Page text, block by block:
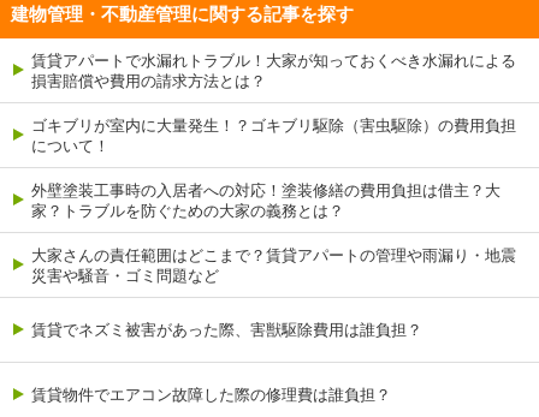
建物管理・不動産管理に関する記事を探す
賃貸アパートで水漏れトラブル！大家が知っておくべき水漏れによる
損害賠償や費用の請求方法とは？
ゴキブリが室内に大量発生！？ゴキブリ駆除（害虫駆除）の費用負担
について！
外壁塗装工事時の入居者への対応！塗装修繕の費用負担は借主？大
家？トラブルを防ぐための大家の義務とは？
大家さんの責任範囲はどこまで？賃貸アパートの管理や雨漏り・地震
災害や騒音・ゴミ問題など
賃貸でネズミ被害があった際、害獣駆除費用は誰負担？
賃貸物件でエアコン故障した際の修理費は誰負担？